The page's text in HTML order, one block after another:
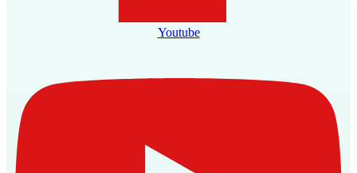
Youtube